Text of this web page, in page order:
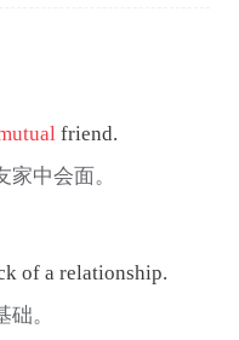
friend.
中会面。
of a relationship.
。